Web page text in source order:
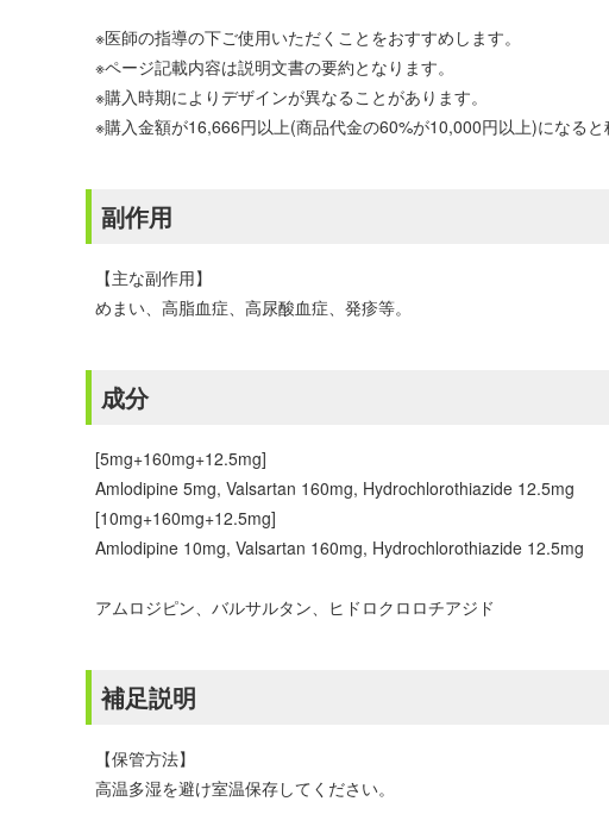
※医師の指導の下ご使用いただくことをおすすめします。
※ページ記載内容は説明文書の要約となります。
※購入時期によりデザインが異なることがあります。
※購入金額が16,666円以上(商品代金の60%が10,000円以上)になると
副作用
【主な副作用】
めまい、高脂血症、高尿酸血症、発疹等。
成分
[5mg+160mg+12.5mg]
Amlodipine 5mg, Valsartan 160mg, Hydrochlorothiazide 12.5mg
[10mg+160mg+12.5mg]
Amlodipine 10mg, Valsartan 160mg, Hydrochlorothiazide 12.5mg
アムロジピン、バルサルタン、ヒドロクロロチアジド
補足説明
【保管方法】
高温多湿を避け室温保存してください。